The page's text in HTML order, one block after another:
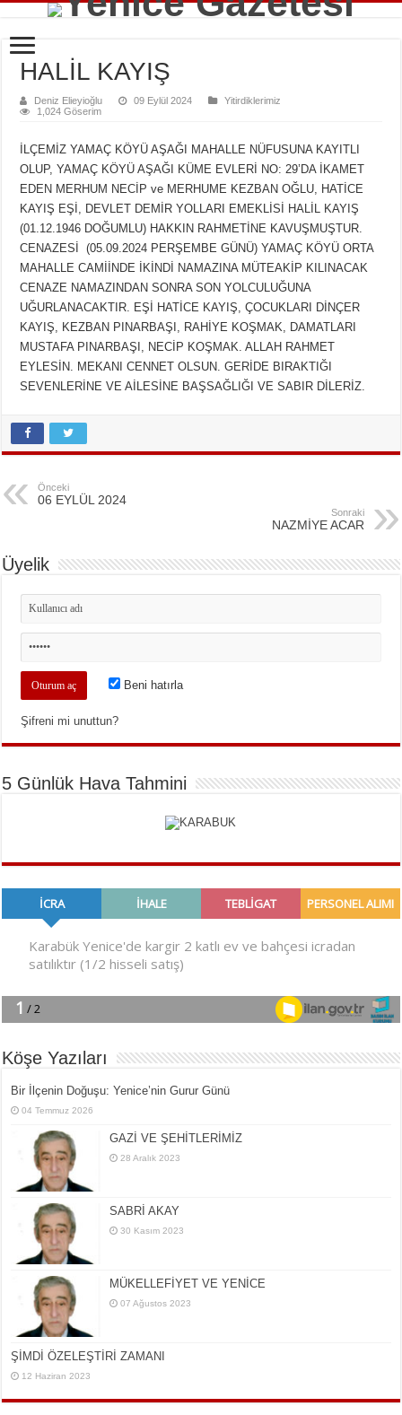
HALİL KAYIŞ
Deniz Elieyioğlu 09 Eylül 2024
Yitirdiklerimiz
1,024 Göserim
İLÇEMİZ YAMAÇ KÖYÜ AŞAĞI MAHALLE NÜFUSUNA KAYITLI
OLUP, YAMAÇ KÖYÜ AŞAĞI KÜME EVLERİ NO: 29’DA İKAMET
EDEN MERHUM NECİP ve MERHUME KEZBAN OĞLU, HATİCE
KAYIŞ EŞİ, DEVLET DEMİR YOLLARI EMEKLİSİ HALİL KAYIŞ
(01.12.1946 DOĞUMLU) HAKKIN RAHMETİNE KAVUŞMUŞTUR.
CENAZESİ (05.09.2024 PERŞEMBE GÜNÜ) YAMAÇ KÖYÜ ORTA
MAHALLE CAMİİNDE İKİNDİ NAMAZINA MÜTEAKİP KILINACAK
CENAZE NAMAZINDAN SONRA SON YOLCULUĞUNA
UĞURLANACAKTIR. EŞİ HATİCE KAYIŞ, ÇOCUKLARI DİNÇER
KAYIŞ, KEZBAN PINARBAŞI, RAHİYE KOŞMAK, DAMATLARI
MUSTAFA PINARBAŞI, NECİP KOŞMAK. ALLAH RAHMET
EYLESİN. MEKANI CENNET OLSUN. GERİDE BIRAKTIĞI
SEVENLERİNE VE AİLESİNE BAŞSAĞLIĞI VE SABIR DİLERİZ.
Önceki
06 EYLÜL 2024
Sonraki
NAZMİYE ACAR
Üyelik
Beni hatırla
Şifreni mi unuttun?
5 Günlük Hava Tahmini
Köşe Yazıları
Bir İlçe­nin Do­ğu­şu: Ye­ni­ce’nin Gurur Günü
04 Temmuz 2026
GAZİ VE ŞEHİTLERİMİZ
28 Aralık 2023
SABRİ AKAY
30 Kasım 2023
MÜKELLEFİYET VE YENİCE
07 Ağustos 2023
ŞİMDİ ÖZELEŞTİRİ ZAMANI
12 Haziran 2023